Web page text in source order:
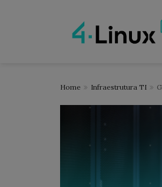
Home Infraestrutura TI